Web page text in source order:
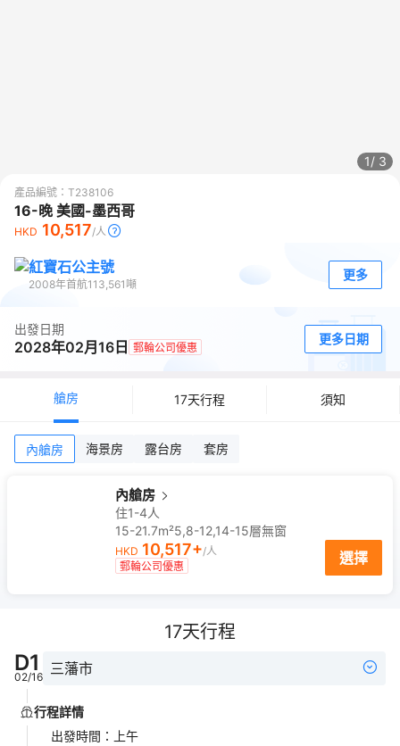
1/ 3
產品編號： T238106
16-晚 美國-墨西哥
HKD 10,517/人
紅寶石公主號
2008年首航113,561 噸
更多
出發日期
2028年02月16日 郵輪公司優惠
更多日期
艙房 17天行程 須知
內艙房 海景房 露台房 套房
內艙房
住1-4人
15-21.7m²5,8-12,14-15層無窗
HKD 10,517+/人
郵輪公司優惠
選擇
17天行程
D1
02/16 三藩市
行程詳情
出發時間 ： 上午